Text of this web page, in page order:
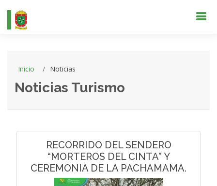
Inicio Noticias
Noticias Turismo
RECORRIDO DEL SENDERO
“MORTEROS DEL CINTA” Y
CEREMONIA DE LA PACHAMAMA.